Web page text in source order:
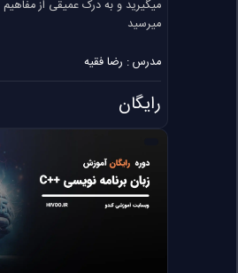
میرسید
مدرس : رضا فقیه
رایگان